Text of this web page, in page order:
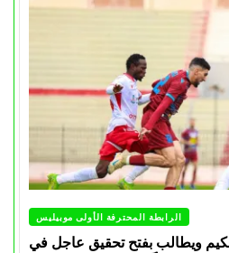
الرابطة المحترفة الأولى موبيليس
ويطالب بفتح تحقيق عاجل في